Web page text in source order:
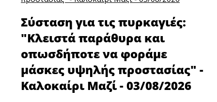
Σύσταση για τις πυρκαγιές:
"Κλειστά παράθυρα και
οπωσδήποτε να φοράμε
μάσκες υψηλής προστασίας" -
Καλοκαίρι Μαζί - 03/08/2026